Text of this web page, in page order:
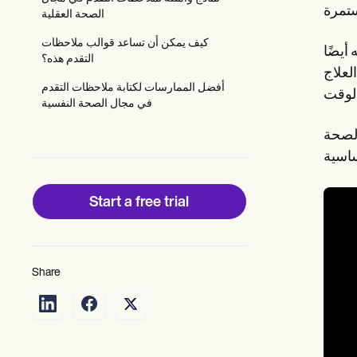
Help Center
Training Hub
Webinars
Switch to Carepatron
Become a Partner
الصحة العقلية
كيف يمكن أن تساعد قوالب ملاحظات
التقدم هذه؟
أفضل الممارسات لكتابة ملاحظات التقدم
في مجال الصحة النفسية
Start a free trial
Share
أيضًا